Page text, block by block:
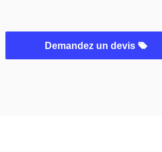
Demandez un devis